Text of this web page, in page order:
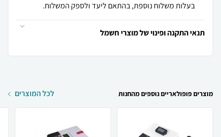
בעלות משלוח נוספת, בהתאם ליעד ולספק המשלוח.
תנאי התקנה ופינוי של מוצרי חשמל
מוצרים פופולאריים נוספים מהחנות לכל המוצרים